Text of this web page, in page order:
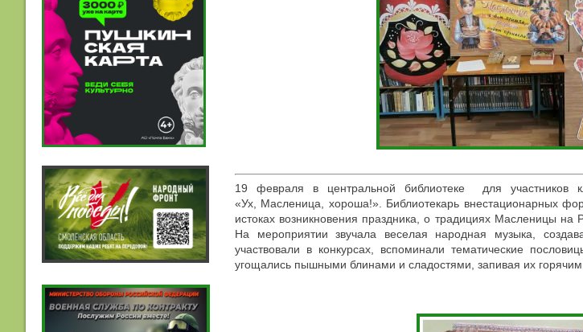
19 февраля в центральной библиотеке для участников
«Ух, Масленица, хороша!». Библиотекарь внестационарных
истоках возникновения праздника, о традициях Масленицы на
На мероприятии звучала веселая народная музыка,
участвовали в конкурсах, вспоминали тематические
угощались пышными блинами и сладостями, запивая их